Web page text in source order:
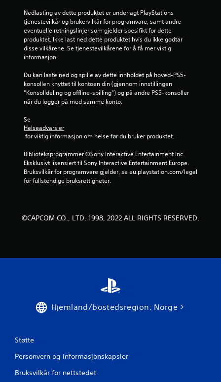
5
f
a
1
7
u
d
i
Nedlasting av dette produktet er underlagt PlayStations
tjenestevilkår og brukervilkår for programvare, samt andre
eventuelle retningslinjer som gjelder spesifikt for dette
produktet. Ikke last ned dette produktet hvis du ikke godtar
disse vilkårene. Se tjenestevilkårene for å få mer viktig
informasjon.
Du kan laste ned og spille av dette innholdet på hoved-PS5-
konsollen knyttet til kontoen din (gjennom innstillingen
"Konsolldeling og offline-spilling") og på andre PS5-konsoller
når du logger på med samme konto.
Se
Helseadvarsler
for viktig informasjon om helse før du bruker produktet.
Biblioteksprogrammer ©Sony Interactive Entertainment Inc.
Eksklusivt lisensiert til Sony Interactive Entertainment Europe.
Bruksvilkår for programvare gjelder, se eu.playstation.com/legal
for fullstendige bruksrettigheter.
©CAPCOM CO., LTD. 1998, 2022 ALL RIGHTS RESERVED.
Hjemland/bostedsregion: Norge
Støtte
Personvern og informasjonskapsler
Bruksvilkår for nettstedet